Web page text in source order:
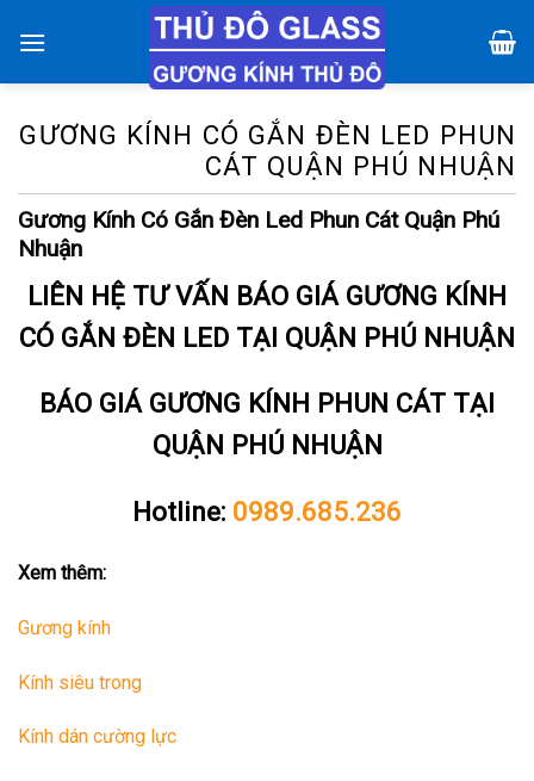
đến
GƯƠNG KÍNH CÓ GẮN ĐÈN LED PHUN
CÁT QUẬN PHÚ NHUẬN
Gương Kính Có Gắn Đèn Led Phun Cát Quận Phú
Nhuận
LIÊN HỆ TƯ VẤN BÁO GIÁ GƯƠNG KÍNH
CÓ GẮN ĐÈN LED TẠI QUẬN PHÚ NHUẬN
BÁO GIÁ GƯƠNG KÍNH PHUN CÁT TẠI
QUẬN PHÚ NHUẬN
Hotline: 0989.685.236
Xem thêm:
Gương kính
Kính siêu trong
Kính dán cường lực